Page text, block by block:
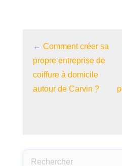
← Comment créer sa
propre entreprise de
coiffure à domicile
autour de Carvin ?